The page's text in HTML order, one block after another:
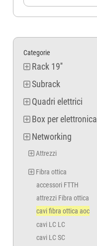
Categorie
Rack 19''
Subrack
Quadri elettrici
Box per elettronica
Networking
Attrezzi
Fibra ottica
accessori FTTH
attrezzi Fibra ottica
cavi fibra ottica aoc
cavi LC LC
cavi LC SC